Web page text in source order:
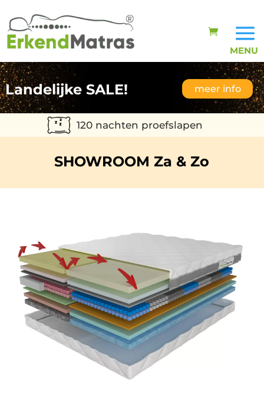
Landelijke SALE! meer info
120 nachten proefslapen
SHOWROOM Za & Zo